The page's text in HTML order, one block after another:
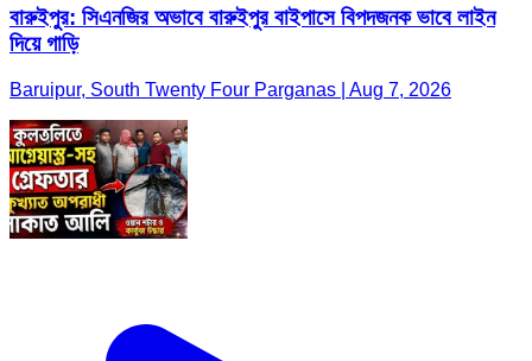
বারুইপুর: সিএনজির অভাবে বারুইপুর বাইপাসে বিপদজনক ভাবে লাইন
দিয়ে গাড়ি
Baruipur, South Twenty Four Parganas | Aug 7, 2026